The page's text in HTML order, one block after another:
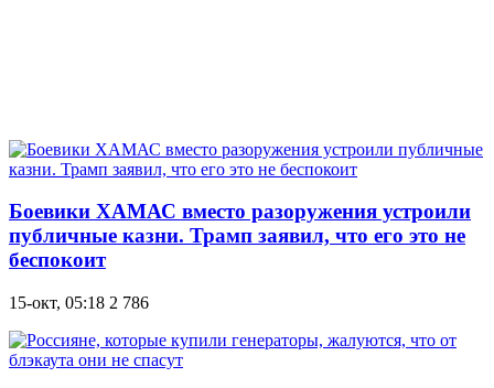
Боевики ХАМАС вместо разоружения устроили
публичные казни. Трамп заявил, что его это не
беспокоит
15-окт, 05:18 2 786